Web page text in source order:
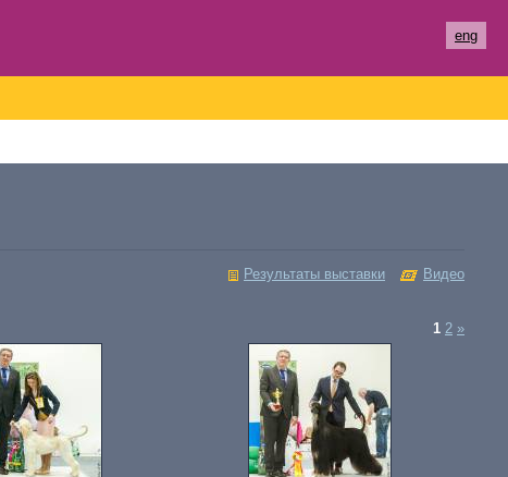
eng
Результаты выставки Видео
1 2 »